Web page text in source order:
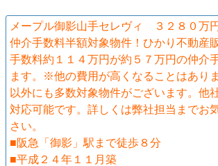
メープル御影山手セレヴィ ３２８０万円
仲介手数料半額対象物件！ひかり不動産
手数料約１１４万円が約５７万円の仲介
ます。※他の費用が高くなることはあり
以外にも多数対象物件がございます。他
対応可能です。詳しくは弊社担当までお
さい。
■阪急「御影」駅まで徒歩８分
■平成２４年１１月築